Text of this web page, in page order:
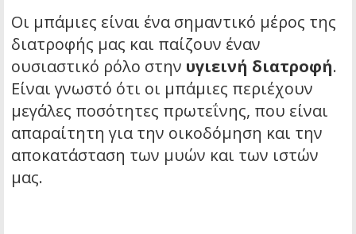
Οι μπάμιες είναι ένα σημαντικό μέρος της
διατροφής μας και παίζουν έναν
ουσιαστικό ρόλο στην υγιεινή διατροφή.
Είναι γνωστό ότι οι μπάμιες περιέχουν
μεγάλες ποσότητες πρωτεΐνης, που είναι
απαραίτητη για την οικοδόμηση και την
αποκατάσταση των μυών και των ιστών
μας.